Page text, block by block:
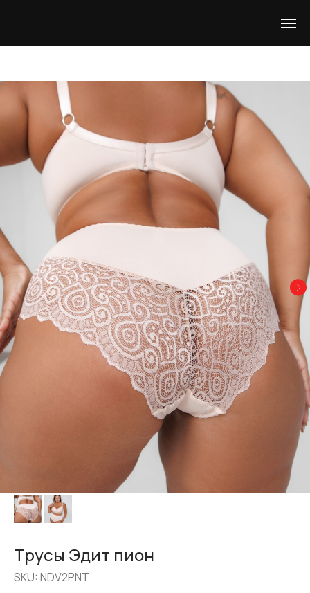
Трусы Эдит пион
SKU: NDV2PNT